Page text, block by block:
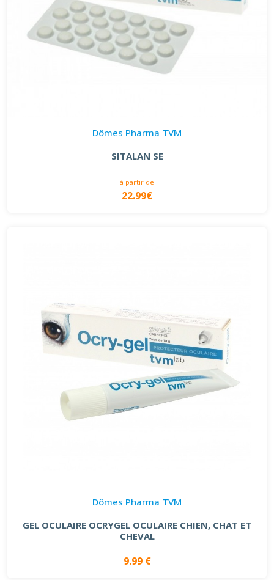
Dômes Pharma TVM
SITALAN SE
à partir de
22.99€
Dômes Pharma TVM
GEL OCULAIRE OCRYGEL OCULAIRE CHIEN, CHAT ET
CHEVAL
9.99 €